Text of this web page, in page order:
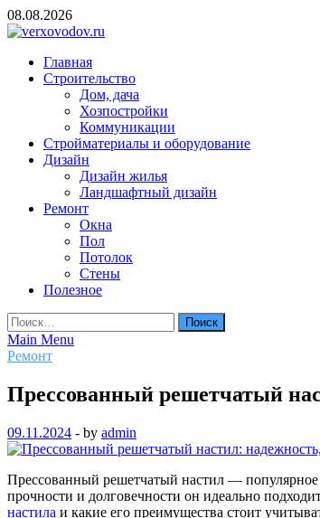
Skip
to
08.08.2026
verxovodov.ru
Ремонт и строительство
Главная
Строительство
Дом, дача
Хозпостройки
Коммуникации
Стройматериалы и оборудование
Дизайн
Дизайн жилья
Ландшафтный дизайн
Ремонт
Окна
Пол
Потолок
Стены
Полезное
Найти:
Main Menu
Ремонт
Прессованный решетчатый
09.11.2024 - by admin
Прессованный решетчатый настил —
прочности и долговечности он идеально
настила и какие его преимущества стоит